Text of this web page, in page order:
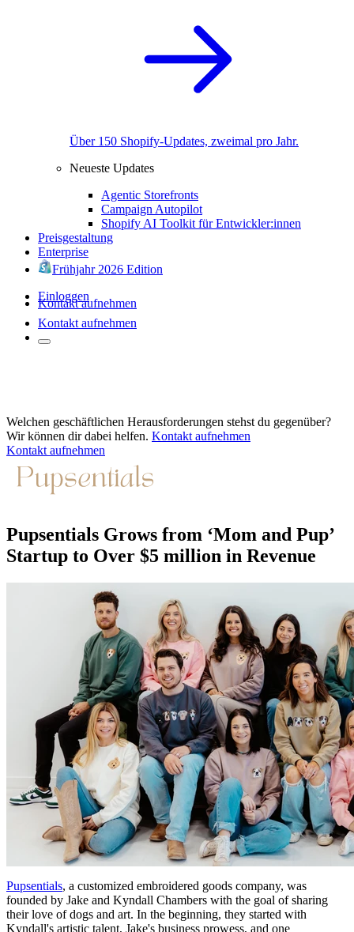
Über 150 Shopify-Updates, zweimal pro Jahr.
Neueste Updates
Agentic Storefronts
Campaign Autopilot
Shopify AI Toolkit für Entwickler:innen
Preisgestaltung
Enterprise
Frühjahr 2026 Edition
Einloggen
Kontakt aufnehmen
Kontakt aufnehmen
Welchen geschäftlichen Herausforderungen stehst du gegenüber?
Wir können dir dabei helfen. Kontakt aufnehmen
Kontakt aufnehmen
Pupsentials Grows from ‘Mom and Pup’
Startup to Over $5 million in Revenue
Pupsentials, a customized embroidered goods company, was
founded by Jake and Kyndall Chambers with the goal of sharing
their love of dogs and art. In the beginning, they started with
Kyndall's artistic talent, Jake's business prowess, and one